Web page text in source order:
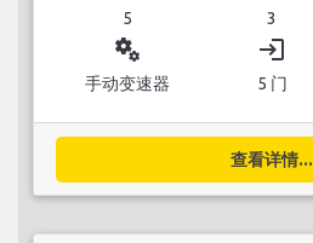
5 3
miscellaneous_services
手动变速器
login
5 门
查看详情...